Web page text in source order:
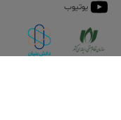
یوتیوب